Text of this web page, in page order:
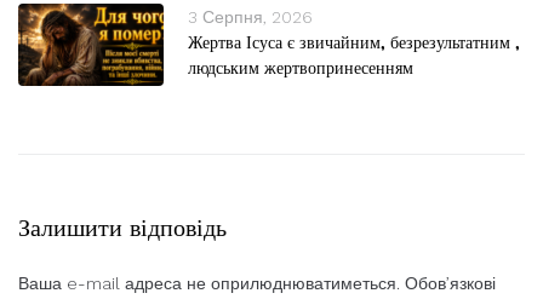
3 Серпня, 2026
Жертва Ісуса є звичайним, безрезультатним ,
людським жертвопринесенням
Залишити відповідь
Ваша e-mail адреса не оприлюднюватиметься. Обов’язкові